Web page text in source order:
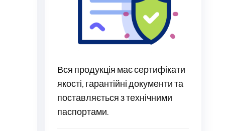
Вся продукція має сертифікати
якості, гарантійні документи та
поставляється з технічними
паспортами.